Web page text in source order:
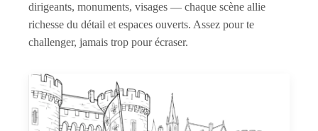
dirigeants, monuments, visages — chaque scène allie
richesse du détail et espaces ouverts. Assez pour te
challenger, jamais trop pour écraser.